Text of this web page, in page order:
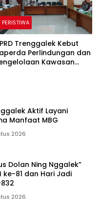
PERISTIWA
Trenggalek Kebut
Perlindungan dan
Kawasan
Aktif Layani
Manfaat MBG
2026
Dolan Ning Nggalek”
ke-81 dan Hari Jadi
2026